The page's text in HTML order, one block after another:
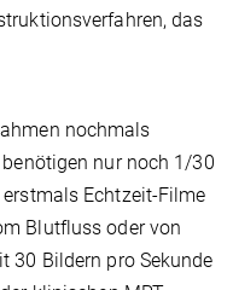
das
nochmals
nur noch 1/30
Echtzeit-Filme
Blutfluss oder von
30 Bildern pro Sekunde